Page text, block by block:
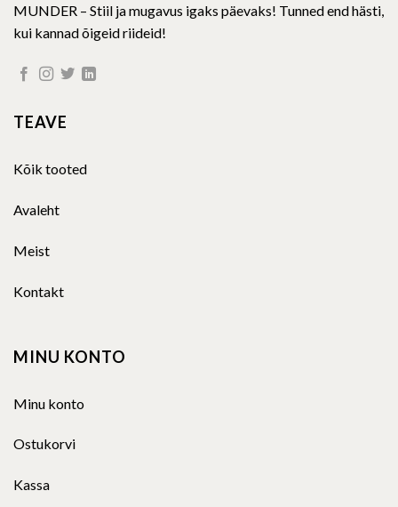
MUNDER – Stiil ja mugavus igaks päevaks! Tunned end hästi,
kui kannad õigeid riideid!
TEAVE
Kõik tooted
Avaleht
Meist
Kontakt
MINU KONTO
Minu konto
Ostukorvi
Kassa